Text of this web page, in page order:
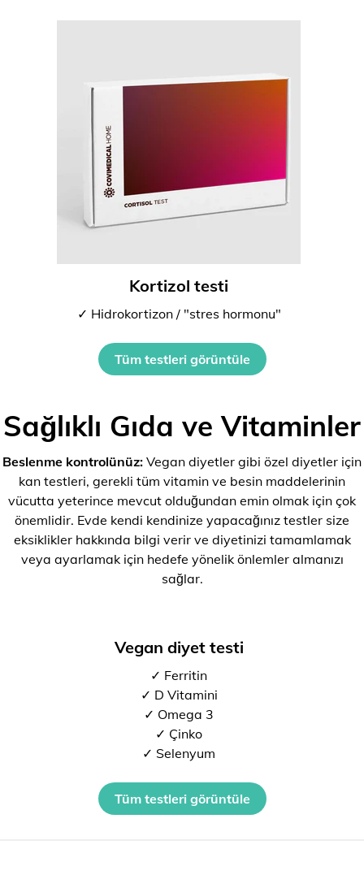
Kortizol testi
✓ Hidrokortizon / "stres hormonu"
Tüm testleri görüntüle
Sağlıklı Gıda ve Vitaminler
Beslenme kontrolünüz: Vegan diyetler gibi özel diyetler için
kan testleri, gerekli tüm vitamin ve besin maddelerinin
vücutta yeterince mevcut olduğundan emin olmak için çok
önemlidir. Evde kendi kendinize yapacağınız testler size
eksiklikler hakkında bilgi verir ve diyetinizi tamamlamak
veya ayarlamak için hedefe yönelik önlemler almanızı
sağlar.
Vegan diyet testi
✓ Ferritin
✓ D Vitamini
✓ Omega 3
✓ Çinko
✓ Selenyum
Tüm testleri görüntüle